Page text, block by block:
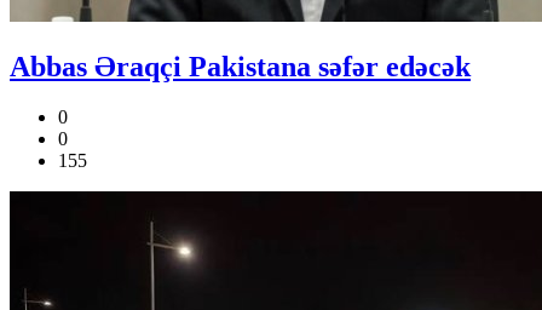
Abbas Əraqçi Pakistana səfər edəcək
0
0
155